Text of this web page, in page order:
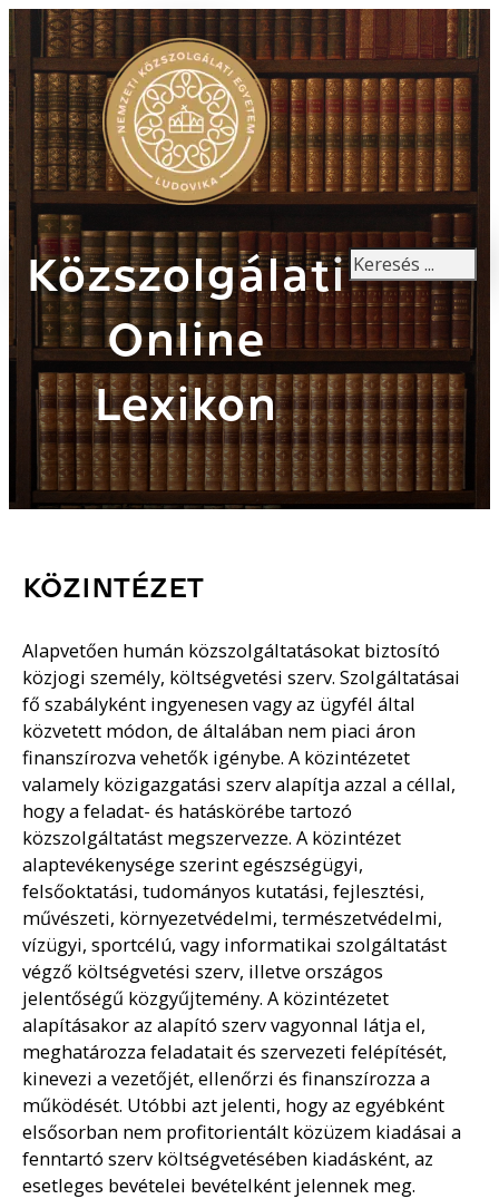
Közszolgálati
Online
Lexikon
Keresés
KÖZINTÉZET
Alapvetően humán közszolgáltatásokat biztosító
közjogi személy, költségvetési szerv. Szolgáltatásai
fő szabályként ingyenesen vagy az ügyfél által
közvetett módon, de általában nem piaci áron
finanszírozva vehetők igénybe. A közintézetet
valamely közigazgatási szerv alapítja azzal a céllal,
hogy a feladat- és hatáskörébe tartozó
közszolgáltatást megszervezze. A közintézet
alaptevékenysége szerint egészségügyi,
felsőoktatási, tudományos kutatási, fejlesztési,
művészeti, környezetvédelmi, természetvédelmi,
vízügyi, sportcélú, vagy informatikai szolgáltatást
végző költségvetési szerv, illetve országos
jelentőségű közgyűjtemény. A közintézetet
alapításakor az alapító szerv vagyonnal látja el,
meghatározza feladatait és szervezeti felépítését,
kinevezi a vezetőjét, ellenőrzi és finanszírozza a
működését. Utóbbi azt jelenti, hogy az egyébként
elsősorban nem profitorientált közüzem kiadásai a
fenntartó szerv költségvetésében kiadásként, az
esetleges bevételei bevételként jelennek meg.